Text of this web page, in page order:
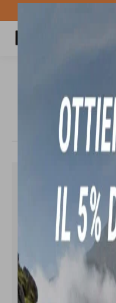
Spedizione
UNION